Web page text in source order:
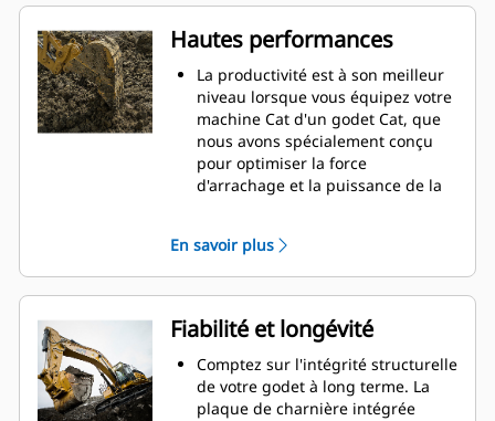
Hautes performances
La productivité est à son meilleur
niveau lorsque vous équipez votre
machine Cat d'un godet Cat, que
nous avons spécialement conçu
pour optimiser la force
d'arrachage et la puissance de la
double améliore le flux des
matières dans le godet. Le
dégagement de talon accru
garantit que le fond du godet ne
frotte pas, ce qui réduit les coûts
d'entretien.
La consommation de carburant est
maximale lors de l'excavation. Les
En savoir plus
Fiabilité et longévité
Comptez sur l'intégrité structurelle
de votre godet à long terme. La
plaque de charnière intégrée